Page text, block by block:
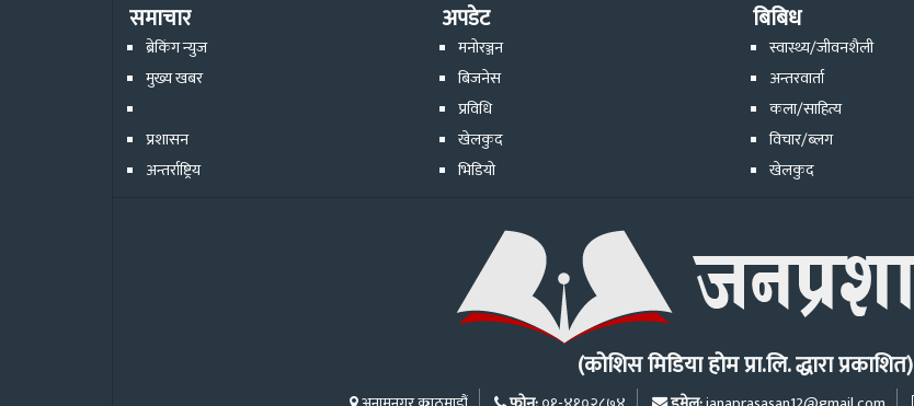
समाचार
ब्रेकिंग न्युज
मुख्य खबर
प्रशासन
अन्तर्राष्ट्रिय
अपडेट
मनोरञ्जन
बिजनेस
प्रविधि
खेलकुद
भिडियो
बिबिध
स्वास्थ्य/जीवनशैली
अन्तरवार्ता
कला/साहित्य
विचार/ब्लग
खेलकुद
(कोशिस मिडिया होम प्रा.लि. द्धारा प्रकाशित)